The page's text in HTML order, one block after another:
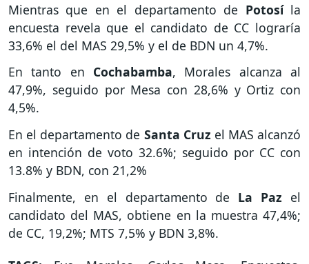
Mientras que en el departamento de Potosí la
encuesta revela que el candidato de CC lograría
33,6% el del MAS 29,5% y el de BDN un 4,7%.
En tanto en Cochabamba, Morales alcanza al
47,9%, seguido por Mesa con 28,6% y Ortiz con
4,5%.
En el departamento de Santa Cruz el MAS alcanzó
en intención de voto 32.6%; seguido por CC con
13.8% y BDN, con 21,2%
Finalmente, en el departamento de La Paz el
candidato del MAS, obtiene en la muestra 47,4%;
de CC, 19,2%; MTS 7,5% y BDN 3,8%.